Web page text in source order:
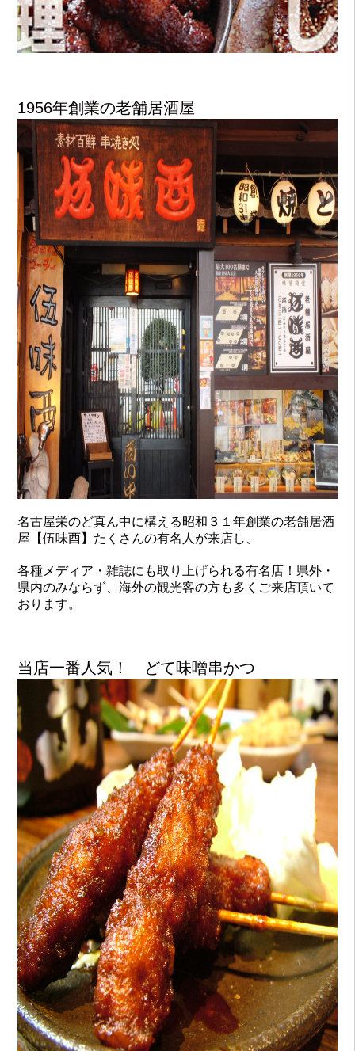
1956年創業の老舗居酒屋
名古屋栄のど真ん中に構える昭和３１年創業の老舗居酒
屋【伍味酉】たくさんの有名人が来店し、
各種メディア・雑誌にも取り上げられる有名店！県外・
県内のみならず、海外の観光客の方も多くご来店頂いて
おります。
当店一番人気！ どて味噌串かつ